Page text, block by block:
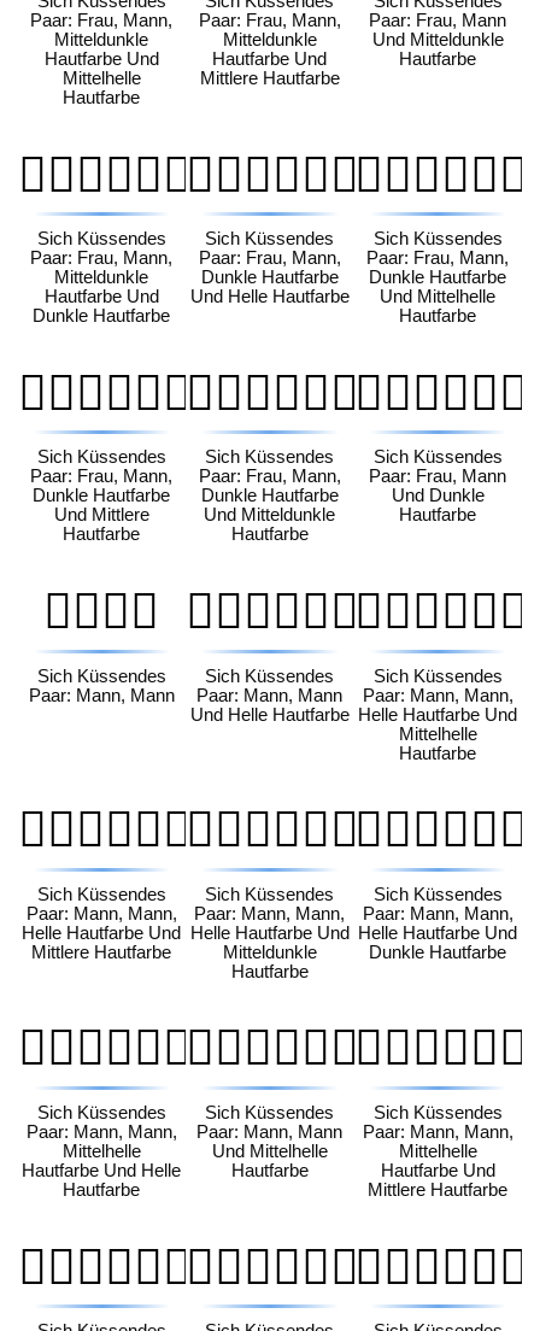
Paar: Frau, Mann,
Mitteldunkle
Hautfarbe Und
Mittelhelle
Hautfarbe
Paar: Frau, Mann,
Mitteldunkle
Hautfarbe Und
Mittlere Hautfarbe
Paar: Frau, Mann
Und Mitteldunkle
Hautfarbe
👩🏾‍❤️‍💋‍👨🏿
Sich Küssendes
Paar: Frau, Mann,
Mitteldunkle
Hautfarbe Und
Dunkle Hautfarbe
👩🏿‍❤️‍💋‍👨🏻
Sich Küssendes
Paar: Frau, Mann,
Dunkle Hautfarbe
Und Helle Hautfarbe
👩🏿‍❤️‍💋‍👨🏼
Sich Küssendes
Paar: Frau, Mann,
Dunkle Hautfarbe
Und Mittelhelle
Hautfarbe
👩🏿‍❤️‍💋‍👨🏽
Sich Küssendes
Paar: Frau, Mann,
Dunkle Hautfarbe
Und Mittlere
Hautfarbe
👩🏿‍❤️‍💋‍👨🏾
Sich Küssendes
Paar: Frau, Mann,
Dunkle Hautfarbe
Und Mitteldunkle
Hautfarbe
👩🏿‍❤️‍💋‍👨🏿
Sich Küssendes
Paar: Frau, Mann
Und Dunkle
Hautfarbe
👨‍❤️‍💋‍👨
Sich Küssendes
Paar: Mann, Mann
👨🏻‍❤️‍💋‍👨🏻
Sich Küssendes
Paar: Mann, Mann
Und Helle Hautfarbe
👨🏻‍❤️‍💋‍👨🏼
Sich Küssendes
Paar: Mann, Mann,
Helle Hautfarbe Und
Mittelhelle
Hautfarbe
👨🏻‍❤️‍💋‍👨🏽
Sich Küssendes
Paar: Mann, Mann,
Helle Hautfarbe Und
Mittlere Hautfarbe
👨🏻‍❤️‍💋‍👨🏾
Sich Küssendes
Paar: Mann, Mann,
Helle Hautfarbe Und
Mitteldunkle
Hautfarbe
👨🏻‍❤️‍💋‍👨🏿
Sich Küssendes
Paar: Mann, Mann,
Helle Hautfarbe Und
Dunkle Hautfarbe
👨🏼‍❤️‍💋‍👨🏻
Sich Küssendes
Paar: Mann, Mann,
Mittelhelle
Hautfarbe Und Helle
Hautfarbe
👨🏼‍❤️‍💋‍👨🏼
Sich Küssendes
Paar: Mann, Mann
Und Mittelhelle
Hautfarbe
👨🏼‍❤️‍💋‍👨🏽
Sich Küssendes
Paar: Mann, Mann,
Mittelhelle
Hautfarbe Und
Mittlere Hautfarbe
👨🏼‍❤️‍💋‍👨🏾👨🏼‍❤️‍💋‍👨🏿👨🏽‍❤️‍💋‍👨🏻